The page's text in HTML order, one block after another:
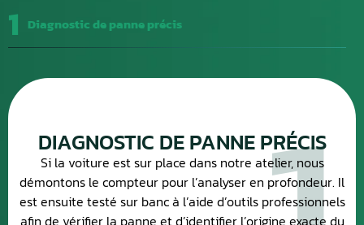
1 Diagnostic de panne précis
DIAGNOSTIC DE PANNE PRÉCIS
Si la voiture est sur place dans notre atelier, nous
démontons le compteur pour l’analyser en profondeur. Il
est ensuite testé sur banc à l’aide d’outils professionnels